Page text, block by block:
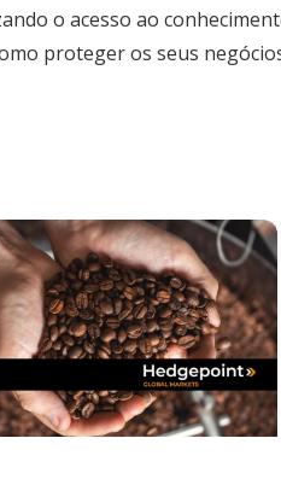
o acesso ao
proteger os seus